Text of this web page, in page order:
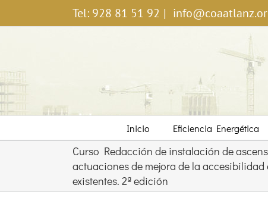
Tel: 928 81 51 92 |
Inicio Eficiencia Energética
Curso Redacción de instalación de
actuaciones de mejora de la accesibilidad
existentes. 2ª edición